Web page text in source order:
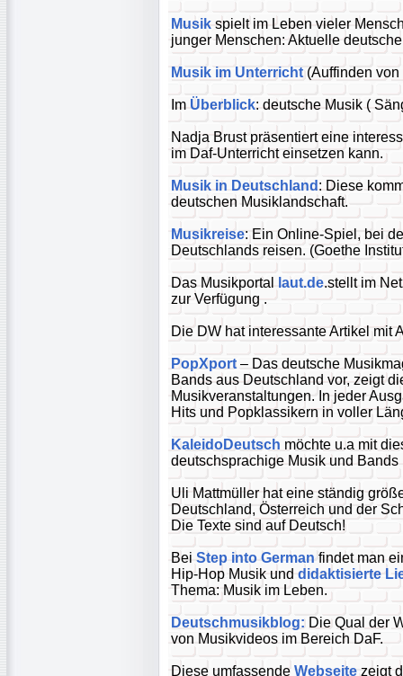
Musik spielt im Leben vieler
junger Menschen: Aktuelle
Musik im Unterricht (Auffinden
Im Überblick: deutsche Musik (
Nadja Brust präsentiert eine
im Daf-Unterricht einsetzen kann.
Musik in Deutschland : Diese
deutschen Musiklandschaft.
Musikreise: Ein Online-Spiel, bei
Deutschlands reisen. (Goethe
Das Musikportal laut.de.stellt im
zur Verfügung .
Die DW hat interessante Artikel mit
PopXport – Das deutsche
Bands aus Deutschland vor, zeigt
Musikveranstaltungen. In jeder
Hits und Popklassikern in voller
KaleidoDeutsch möchte u.a mit
deutschsprachige Musik und Bands
Uli Mattmüller hat eine ständig
Deutschland, Österreich und der
Die Texte sind auf Deutsch!
Bei Step into German findet man
Hip-Hop Musik und didaktisierte
Thema: Musik im Leben.
Deutschmusikblog: Die Qual der
von Musikvideos im Bereich DaF.
Diese umfassende Webseite zeigt